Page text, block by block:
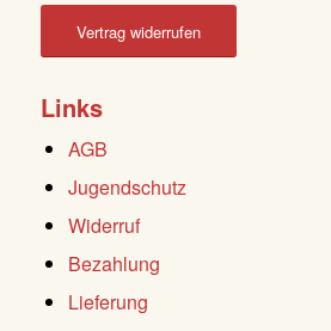
Vertrag widerrufen
Links
AGB
Jugendschutz
Widerruf
Bezahlung
Lieferung